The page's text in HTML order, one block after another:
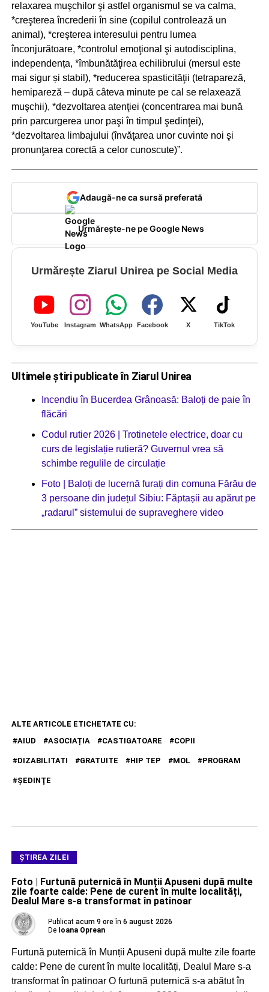
relaxarea muşchilor şi astfel organismul se va calma,
*creşterea încrederii în sine (copilul controlează un
animal), *creşterea interesului pentru lumea
înconjurătoare, *controlul emoţional şi autodisciplina,
independența, *îmbunătăţirea echilibrului (mersul este
mai sigur și stabil), *reducerea spasticităţii (tetrapareză,
hemipareză – după câteva minute pe cal se relaxează
muşchii), *dezvoltarea atenţiei (concentrarea mai bună
prin parcurgerea unor paşi în timpul şedinţei),
*dezvoltarea limbajului (învăţarea unor cuvinte noi şi
pronunţarea corectă a celor cunoscute)”.
Adaugă-ne ca sursă preferată
Urmărește-ne pe Google News
Urmărește Ziarul Unirea pe Social Media
YouTube Instagram WhatsApp Facebook X TikTok
Ultimele știri publicate în Ziarul Unirea
Incendiu în Bucerdea Grânoasă: Baloți de paie în
flăcări
Codul rutier 2026 | Trotinetele electrice, doar cu
curs de legislație rutieră? Guvernul vrea să
schimbe regulile de circulație
Foto | Baloți de lucernă furați din comuna Fărău de
3 persoane din județul Sibiu: Făptașii au apărut pe
„radarul” sistemului de supraveghere video
ALTE ARTICOLE ETICHETATE CU:
AIUD
ASOCIAȚIA CASTIGATOARE COPII
DIZABILITATI GRATUITE HIP TEP MOL PROGRAM
ŞEDINŢE
ŞTIREA ZILEI
Foto | Furtună puternică în Munții Apuseni după multe
zile foarte calde: Pene de curent în multe localități,
Dealul Mare s-a transformat în patinoar
Publicat acum 9 ore în 6 august 2026
De Ioana Oprean
Furtună puternică în Munții Apuseni după multe zile foarte
calde: Pene de curent în multe localități, Dealul Mare s-a
transformat în patinoar O furtună puternică s-a abătut în